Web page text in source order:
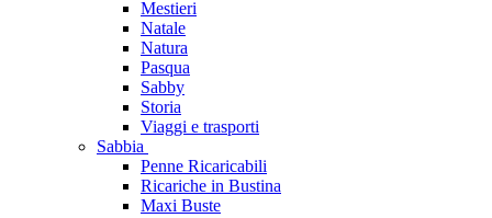
Mestieri
Natale
Natura
Pasqua
Sabby
Storia
Viaggi e trasporti
Sabbia
Penne Ricaricabili
Ricariche in Bustina
Maxi Buste